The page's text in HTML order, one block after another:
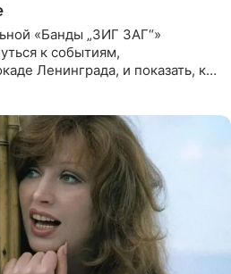
«Банды „ЗИГ ЗАГ“»
к событиям,
Ленинграда, и показать, как